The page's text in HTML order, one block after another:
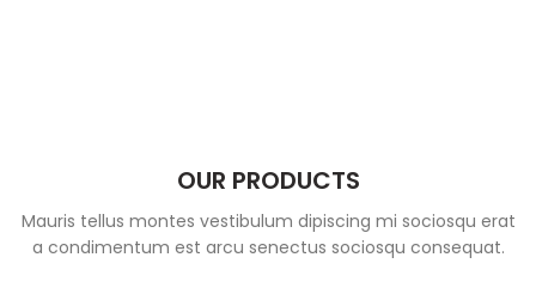
OUR PRODUCTS
Mauris tellus montes vestibulum dipiscing mi sociosqu erat
a condimentum est arcu senectus sociosqu consequat.